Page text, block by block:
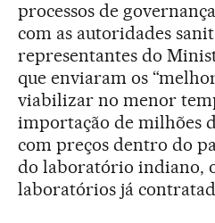
processos de
com as autoridades
representantes do
que enviaram os
viabilizar no menor
importação de milhões
com preços dentro do
do laboratório indiano,
laboratórios já